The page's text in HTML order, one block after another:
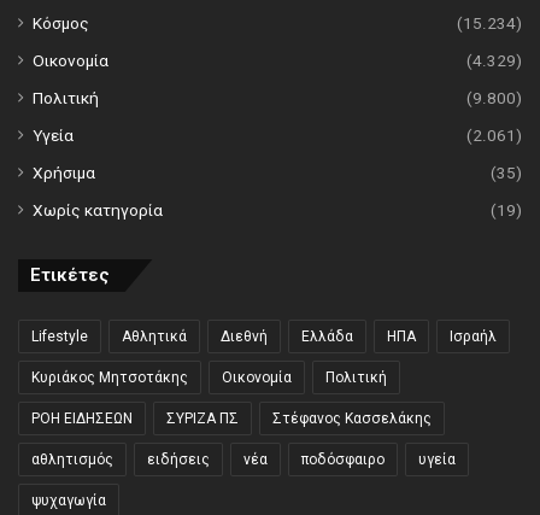
Κόσμος
(15.234)
Οικονομία
(4.329)
Πολιτική
(9.800)
Υγεία
(2.061)
Χρήσιμα
(35)
Χωρίς κατηγορία
(19)
Ετικέτες
Lifestyle Αθλητικά Διεθνή Ελλάδα ΗΠΑ Ισραήλ
Κυριάκος Μητσοτάκης Οικονομία Πολιτική
ΡΟΗ ΕΙΔΗΣΕΩΝ ΣΥΡΙΖΑ ΠΣ Στέφανος Κασσελάκης
αθλητισμός ειδήσεις νέα ποδόσφαιρο υγεία
ψυχαγωγία